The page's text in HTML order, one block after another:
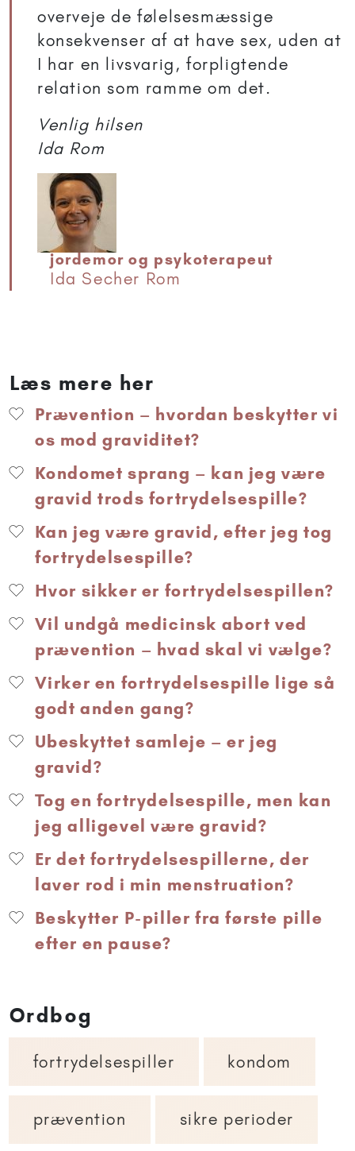
overveje de følelsesmæssige
konsekvenser af at have sex, uden at
I har en livsvarig, forpligtende
relation som ramme om det.
Venlig hilsen
Ida Rom
jordemor og psykoterapeut
Ida Secher Rom
Læs mere her
Prævention – hvordan beskytter vi
os mod graviditet?
Kondomet sprang – kan jeg være
gravid trods fortrydelsespille?
Kan jeg være gravid, efter jeg tog
fortrydelsespille?
Hvor sikker er fortrydelsespillen?
Vil undgå medicinsk abort ved
prævention – hvad skal vi vælge?
Virker en fortrydelsespille lige så
godt anden gang?
Ubeskyttet samleje – er jeg
gravid?
Tog en fortrydelsespille, men kan
jeg alligevel være gravid?
Er det fortrydelsespillerne, der
laver rod i min menstruation?
Beskytter P-piller fra første pille
efter en pause?
Ordbog
fortrydelsespiller kondom
prævention sikre perioder